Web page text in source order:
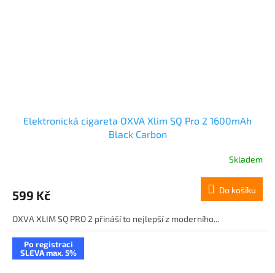
Elektronická cigareta OXVA Xlim SQ Pro 2 1600mAh
Black Carbon
Skladem
599 Kč Do košíku
OXVA XLIM SQ PRO 2 přináší to nejlepší z moderního...
Po registraci
SLEVA max. 5%